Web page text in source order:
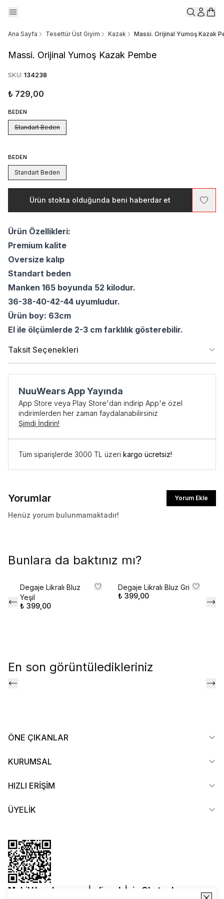
Ana Sayfa Tesettür Üst Giyim Kazak Massi. Orijinal Yumoş Kazak
Massi. Orijinal Yumoş Kazak Pembe
SKU: 134238
₺ 729,00
BEDEN
Standart Beden
BEDEN
Standart Beden
Ürün stokta olduğunda beni haberdar et
Ürün Özellikleri:
Premium kalite
Oversize kalıp
Standart beden
Manken 165 boyunda 52 kilodur.
36-38-40-42-44 uyumludur.
Ürün boy: 63cm
El ile ölçümlerde 2-3 cm farklılık gösterebilir.
Taksit Seçenekleri
NuuWears App Yayında
App Store veya Play Store'dan indirip App'e özel
indirimlerden her zaman faydalanabilirsiniz
Şimdi İndirin!
Tüm siparişlerde 3000 TL üzeri kargo ücretsiz!
Yorumlar Yorum Ekle
Henüz yorum bulunmamaktadır!
Bunlara da baktınız mı?
Degaje Likralı Bluz
Yeşil
₺ 399,00
Degaje Likralı Bluz Gri
₺ 399,00
En son görüntüledikleriniz
ÖNE ÇIKANLAR
KURUMSAL
HIZLI ERİŞİM
ÜYELİK
Mobil Uygulamamızı İndirmek İçin Okutun!